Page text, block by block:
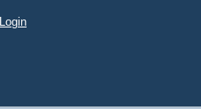
Login